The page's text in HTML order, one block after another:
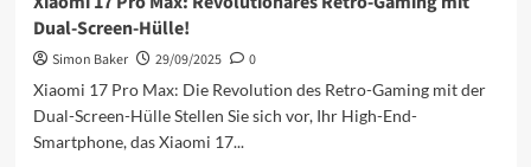
Dual-Screen-Hülle!
Simon Baker 29/09/2025
0
Xiaomi 17 Pro Max: Die Revolution des Retro-Gaming mit der
Dual-Screen-Hülle Stellen Sie sich vor, Ihr High-End-
Smartphone, das Xiaomi 17...